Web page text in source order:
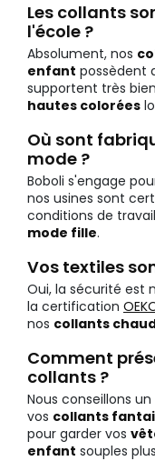
Les collants
l'école ?
Absolument, nos
enfant possèdent
supportent très
hautes colorées
Où sont
mode ?
Boboli s'engage
nos usines sont
conditions de
mode fille.
Vos textiles
Oui, la sécurité est
la certification
nos collants
Comment
collants ?
Nous conseillons
vos collants
pour garder vos
enfant souples